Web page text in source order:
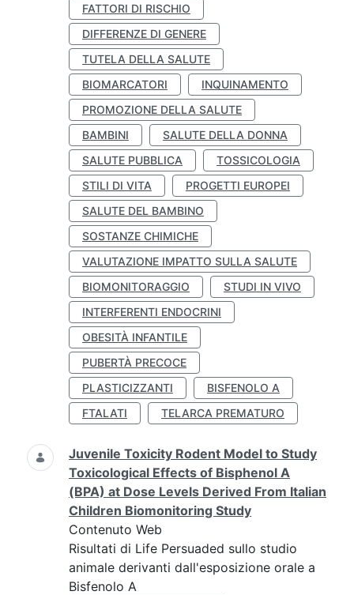
FATTORI DI RISCHIO
DIFFERENZE DI GENERE
TUTELA DELLA SALUTE
BIOMARCATORI
INQUINAMENTO
PROMOZIONE DELLA SALUTE
BAMBINI
SALUTE DELLA DONNA
SALUTE PUBBLICA
TOSSICOLOGIA
STILI DI VITA
PROGETTI EUROPEI
SALUTE DEL BAMBINO
SOSTANZE CHIMICHE
VALUTAZIONE IMPATTO SULLA SALUTE
BIOMONITORAGGIO
STUDI IN VIVO
INTERFERENTI ENDOCRINI
OBESITÀ INFANTILE
PUBERTÀ PRECOCE
PLASTICIZZANTI
BISFENOLO A
FTALATI
TELARCA PREMATURO
Juvenile Toxicity Rodent Model to Study
Toxicological Effects of Bisphenol A
(BPA) at Dose Levels Derived From Italian
Children Biomonitoring Study
Contenuto Web
Risultati di Life Persuaded sullo studio
animale derivanti dall'esposizione orale a
Bisfenolo A